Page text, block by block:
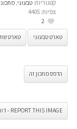
קטגוריות: טבעוני,
צפיות: 4405
2
טארט טבעוני
טארט
הדפס מתכון זה
REPORT THIS IMAGE - דווח על תמונה זו